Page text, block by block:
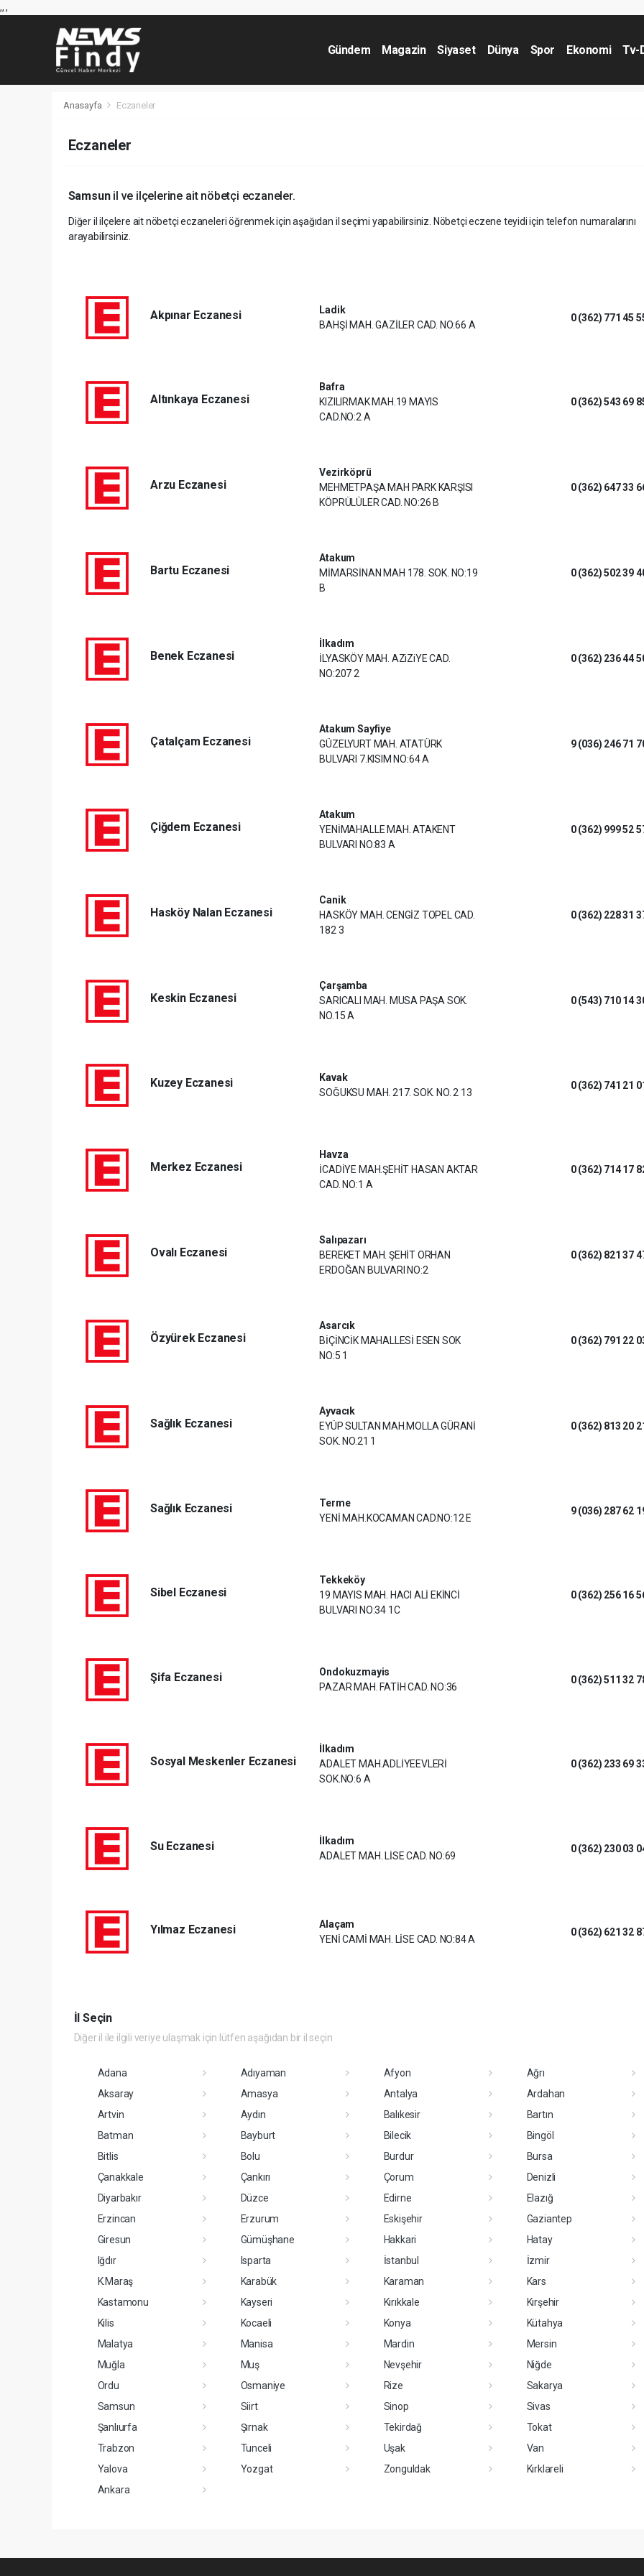
,,,
Gündem Magazin Siyaset Dünya Spor Ekonomi Tv-
Anasayfa Eczaneler
Eczaneler
Samsunil ve ilçelerine ait nöbetçi eczaneler.
Diğer il ilçelere ait nöbetçi eczaneleri öğrenmek için aşağıdan il seçimi yapabilirsiniz. Nöbetçi eczene teyidi için telefon numaralarını
arayabilirsiniz.
Akpınar Eczanesi
Ladik
BAHŞİ MAH. GAZİLER CAD. NO:66 A
0 (362) 771 45
Altınkaya Eczanesi
Bafra
KIZILIRMAK MAH.19 MAYIS
CAD.NO:2 A
0 (362) 543 69
Arzu Eczanesi
Vezirköprü
MEHMETPAŞA MAH PARK KARŞISI
KÖPRÜLÜLER CAD. NO:26 B
0 (362) 647 33
Bartu Eczanesi
Atakum
MİMARSİNAN MAH 178. SOK. NO:19
B
0 (362) 502 39
Benek Eczanesi
İlkadım
İLYASKÖY MAH. AZiZiYE CAD.
NO:207 2
0 (362) 236 44
Çatalçam Eczanesi
Atakum Sayfiye
GÜZELYURT MAH. ATATÜRK
BULVARI 7.KISIM NO:64 A
9 (036) 246 71
Çiğdem Eczanesi
Atakum
YENİMAHALLE MAH. ATAKENT
BULVARI NO:83 A
0 (362) 999 52
Hasköy Nalan Eczanesi
Canik
HASKÖY MAH. CENGİZ TOPEL CAD.
182 3
0 (362) 228 31
Keskin Eczanesi
Çarşamba
SARICALI MAH. MUSA PAŞA SOK.
NO.15 A
0 (543) 710 14
Kuzey Eczanesi
Kavak
SOĞUKSU MAH. 217. SOK. NO. 2 13
0 (362) 741 21
Merkez Eczanesi
Havza
İCADİYE MAH.ŞEHİT HASAN AKTAR
CAD. NO:1 A
0 (362) 714 17
Ovalı Eczanesi
Salıpazarı
BEREKET MAH. ŞEHİT ORHAN
ERDOĞAN BULVARI NO:2
0 (362) 821 37
Özyürek Eczanesi
Asarcık
BİÇİNCİK MAHALLESİ ESEN SOK
NO:5 1
0 (362) 791 22
Sağlık Eczanesi
Ayvacık
EYÜP SULTAN MAH.MOLLA GÜRANİ
SOK. NO.21 1
0 (362) 813 20
Sağlık Eczanesi
Terme
YENİ MAH.KOCAMAN CAD.NO:12 E
9 (036) 287 62
Sibel Eczanesi
Tekkeköy
19 MAYIS MAH. HACI ALİ EKİNCİ
BULVARI NO:34 1C
0 (362) 256 16
Şifa Eczanesi
Ondokuzmayis
PAZAR MAH. FATİH CAD. NO:36
0 (362) 511 32
Sosyal Meskenler Eczanesi
İlkadım
ADALET MAH.ADLİYEEVLERİ
SOK.NO:6 A
0 (362) 233 69
Su Eczanesi
İlkadım
ADALET MAH. LİSE CAD. NO:69
0 (362) 230 03
Yılmaz Eczanesi
Alaçam
YENİ CAMİ MAH. LİSE CAD. NO:84 A
0 (362) 621 32
İl Seçin
Diğer il ile ilgili veriye ulaşmak için lütfen aşağıdan bir il seçin
Adana Adıyaman Afyon
Ağrı
Aksaray
Amasya Antalya
Ardahan
Artvin
Aydın Balıkesir
Bartın
Batman
Bayburt Bilecik
Bingöl
Bitlis
Bolu Burdur
Bursa
Çanakkale
Çankırı Çorum
Denizli
Diyarbakır
Düzce Edirne
Elazığ
Erzincan
Erzurum Eskişehir
Gaziantep
Giresun
Gümüşhane Hakkari
Hatay
Iğdır
Isparta İstanbul
İzmir
K.Maraş
Karabük Karaman
Kars
Kastamonu
Kayseri Kırıkkale
Kırşehir
Kilis
Kocaeli Konya
Kütahya
Malatya
Manisa Mardin
Mersin
Muğla
Muş Nevşehir
Niğde
Ordu
Osmaniye Rize
Sakarya
Samsun
Siirt Sinop
Sivas
Şanlıurfa
Şırnak Tekirdağ
Tokat
Trabzon
Tunceli Uşak
Van
Yalova
Yozgat Zonguldak
Kırklareli
Ankara